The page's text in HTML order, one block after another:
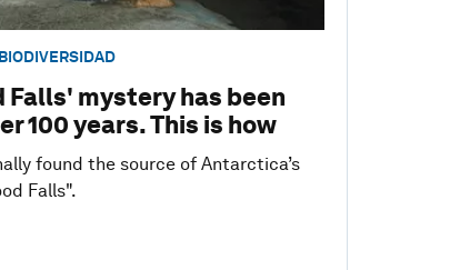
Falls' mystery has been
100 years. This is how
found the source of Antarctica’s
Falls".